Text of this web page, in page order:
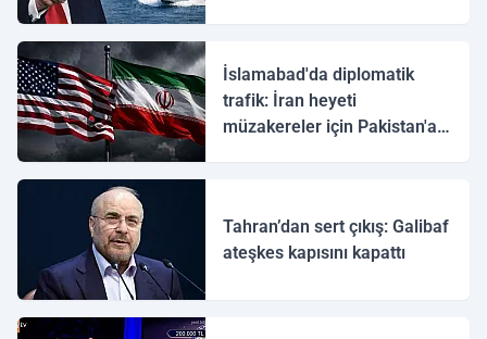
İslamabad'da diplomatik
trafik: İran heyeti
müzakereler için Pakistan'a
Tahran’dan sert çıkış: Galibaf
ateşkes kapısını kapattı